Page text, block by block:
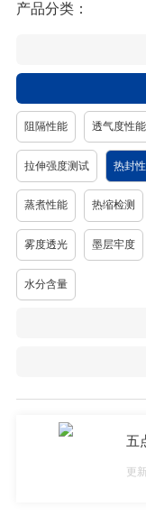
产品分类：
阻隔性能 透气度性能
拉伸强度测试 热封
蒸煮性能 热缩检测
雾度透光 墨层牢度
水分含量
五
更